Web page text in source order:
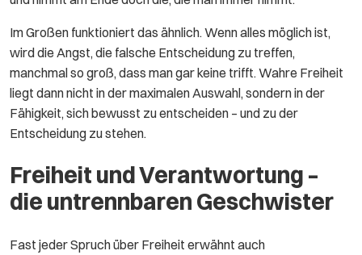
Im Großen funktioniert das ähnlich. Wenn alles möglich ist,
wird die Angst, die falsche Entscheidung zu treffen,
manchmal so groß, dass man gar keine trifft. Wahre Freiheit
liegt dann nicht in der maximalen Auswahl, sondern in der
Fähigkeit, sich bewusst zu entscheiden – und zu der
Entscheidung zu stehen.
Freiheit und Verantwortung –
die untrennbaren Geschwister
Fast jeder Spruch über Freiheit erwähnt auch